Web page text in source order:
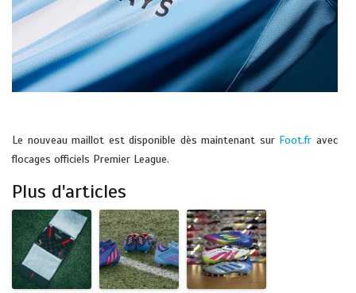
Le nouveau maillot est disponible dès maintenant sur Foot.fr avec
flocages officiels Premier League.
Plus d'articles